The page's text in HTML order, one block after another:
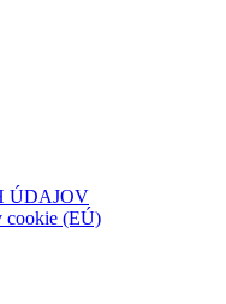
ÚDAJOV
cookie (EÚ)